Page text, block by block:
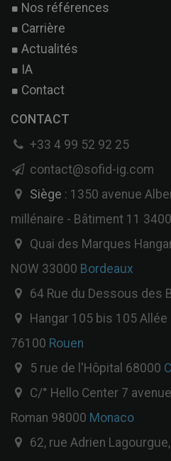
Nos références
Carrière
Actualités
IA
Contact
CONTACT
+33 4 99 52 92 25
contact@sofid-ig.com
Siège : 1350 avenue
millénaire - Bâtiment 11
Quai des Marques
NOW 33000 Bordeaux
64 Rue du Dessous des
Hangar 105 bis 105
76100 Rouen
5 rue de l'Hôpital 68000
C/° Hello Center 7
Roman 98000 Monaco
62, rue Adrien